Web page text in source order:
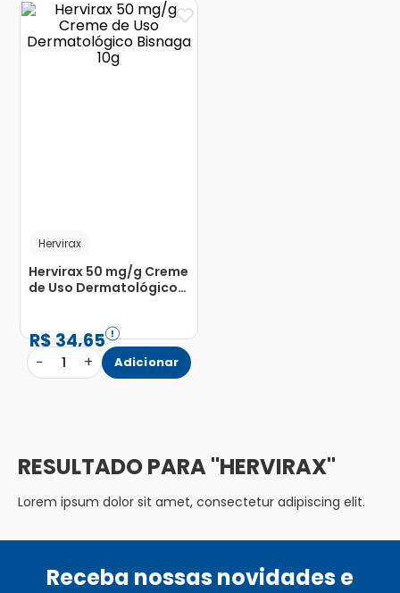
Hervirax
Hervirax 50 mg/g Creme
de Uso Dermatológico
R$34,65
− 1 + Adicionar
HERVIRAX
Lorem ipsum dolor sit amet, consectetur adipiscing elit.
Receba nossas novidades e